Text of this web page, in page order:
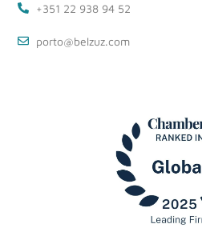
+351 22 938 94 52
porto@belzuz.com